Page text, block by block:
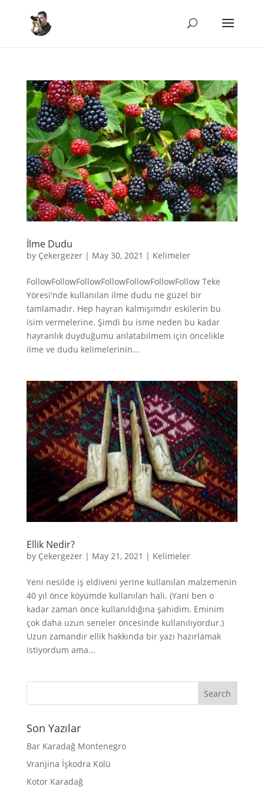
İlme Dudu
by Çekergezer| May 30, 2021 | Kelimeler
FollowFollowFollowFollowFollowFollowFollow Teke
Yöresi'nde kullanılan ilme dudu ne güzel bir
tamlamadır. Hep hayran kalmışımdır eskilerin bu
isim vermelerine. Şimdi bu isme neden bu kadar
hayranlık duyduğumu anlatabilmem için öncelikle
ilme ve dudu kelimelerinin...
Ellik Nedir?
by Çekergezer| May 21, 2021 | Kelimeler
Yeni nesilde iş eldiveni yerine kullanılan malzemenin
40 yıl önce köyümde kullanılan hali. (Yani ben o
kadar zaman önce kullanıldığına şahidim. Eminim
çok daha uzun seneler öncesinde kullanılıyordur.)
Uzun zamandır ellik hakkında bir yazı hazırlamak
istiyordum ama...
Son Yazılar
Bar Karadağ Montenegro
Vranjina İşkodra Kölü
Kotor Karadağ